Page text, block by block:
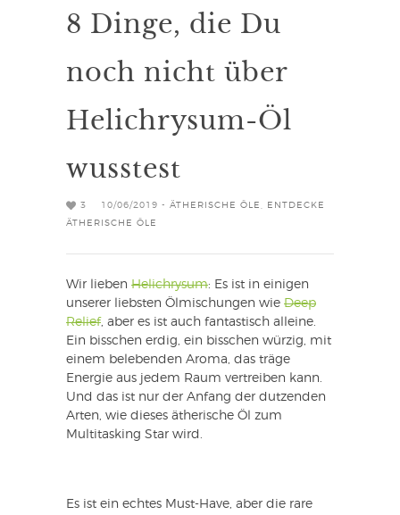
8 Dinge, die Du
noch nicht über
Helichrysum-Öl
wusstest
3 10/06/2019 - ÄTHERISCHE ÖLE
ENTDECKE
ÄTHERISCHE ÖLE
Wir lieben Helichrysum: Es ist in einigen
unserer liebsten Ölmischungen wie Deep
Relief, aber es ist auch fantastisch alleine.
Ein bisschen erdig, ein bisschen würzig, mit
einem belebenden Aroma, das träge
Energie aus jedem Raum vertreiben kann.
Und das ist nur der Anfang der dutzenden
Arten, wie dieses ätherische Öl zum
Multitasking Star wird.
Es ist ein echtes Must-Have, aber die rare